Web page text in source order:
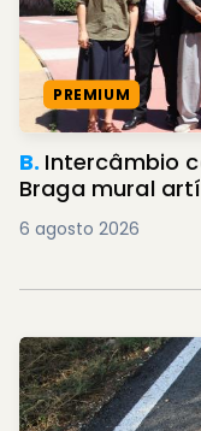
PREMIUM
B. Intercâmbio com
Braga mural
6 agosto 2026